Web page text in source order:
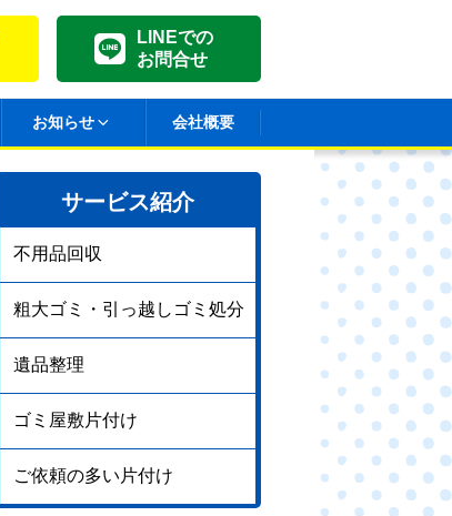
LINEでの
お問合せ
お知らせ 会社概要
サービス紹介
不用品回収
粗大ゴミ・引っ越しゴミ処分
遺品整理
ゴミ屋敷片付け
ご依頼の多い片付け